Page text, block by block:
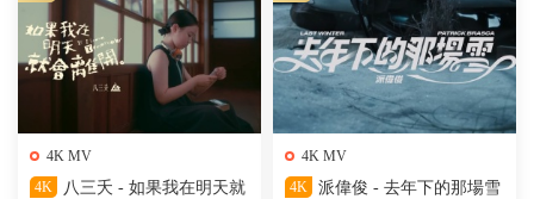
4K MV
4K
八三夭 - 如果我在明天就
4K MV
4K
派偉俊 - 去年下的那場雪